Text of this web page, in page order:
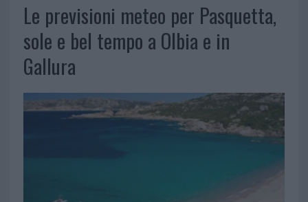
Le previsioni meteo per Pasquetta,
sole e bel tempo a Olbia e in
Gallura